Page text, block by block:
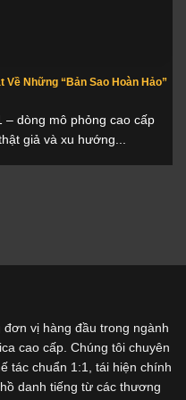
Về Những “Bản Sao Hoàn Hảo”
– dòng mô phỏng cao cấp
giả và xu hướng...
vị hàng đầu trong ngành
cao cấp. Chúng tôi chuyên
tác chuẩn 1:1, tái hiện chính
danh tiếng từ các thương